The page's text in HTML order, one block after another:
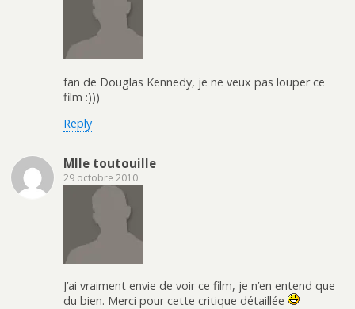
fan de Douglas Kennedy, je ne veux pas louper ce
film :)))
Reply
Mlle toutouille
29 octobre 2010
J’ai vraiment envie de voir ce film, je n’en entend que
du bien. Merci pour cette critique détaillée